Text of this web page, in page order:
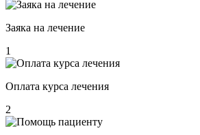
Заяка на лечение
1
Оплата курса лечения
2